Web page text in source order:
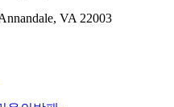
VA 22003